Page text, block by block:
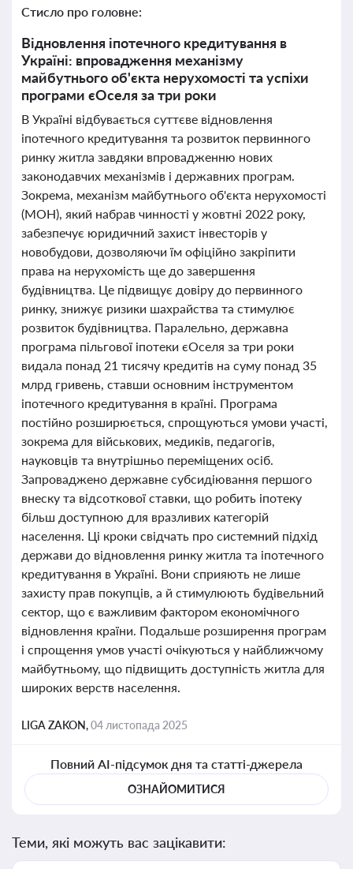
Стисло про головне:
Відновлення іпотечного кредитування в
Україні: впровадження механізму
майбутнього об'єкта нерухомості та успіхи
програми єОселя за три роки
В Україні відбувається суттєве відновлення
іпотечного кредитування та розвиток первинного
ринку житла завдяки впровадженню нових
законодавчих механізмів і державних програм.
Зокрема, механізм майбутнього об'єкта нерухомості
(МОН), який набрав чинності у жовтні 2022 року,
забезпечує юридичний захист інвесторів у
новобудови, дозволяючи їм офіційно закріпити
права на нерухомість ще до завершення
будівництва. Це підвищує довіру до первинного
ринку, знижує ризики шахрайства та стимулює
розвиток будівництва. Паралельно, державна
програма пільгової іпотеки єОселя за три роки
видала понад 21 тисячу кредитів на суму понад 35
млрд гривень, ставши основним інструментом
іпотечного кредитування в країні. Програма
постійно розширюється, спрощуються умови участі,
зокрема для військових, медиків, педагогів,
науковців та внутрішньо переміщених осіб.
Запроваджено державне субсидіювання першого
внеску та відсоткової ставки, що робить іпотеку
більш доступною для вразливих категорій
населення. Ці кроки свідчать про системний підхід
держави до відновлення ринку житла та іпотечного
кредитування в Україні. Вони сприяють не лише
захисту прав покупців, а й стимулюють будівельний
сектор, що є важливим фактором економічного
відновлення країни. Подальше розширення програм
і спрощення умов участі очікуються у найближчому
майбутньому, що підвищить доступність житла для
широких верств населення.
LIGA ZAKON,04 листопада 2025
Повний AI-підсумок дня та статті-джерела
ОЗНАЙОМИТИСЯ
Теми, які можуть вас зацікавити: